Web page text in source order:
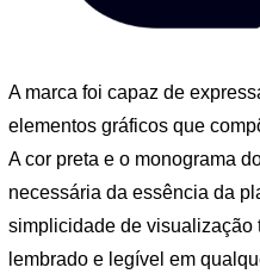
A marca foi capaz de
elementos gráficos que
A cor preta e o monograma
necessária da essência da
simplicidade de visualização
lembrado e legível em